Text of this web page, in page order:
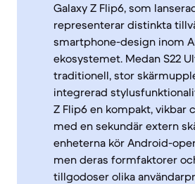
Galaxy Z Flip6, som
representerar distinkta
smartphone-design inom
ekosystemet. Medan S22
traditionell, stor
integrerad
Z Flip6 en kompakt, vikbar
med en sekundär extern
enheterna kör Android-
men deras formfaktorer
tillgodoser olika